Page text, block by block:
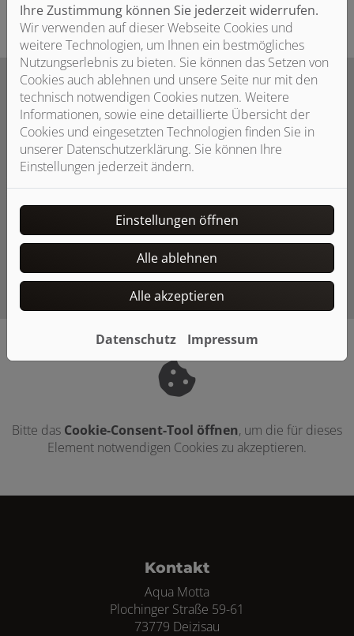
KWK-Anlagen, BHKW, Kaskadierung:Wir erklären
Ihnen wichtige Komponenten und Systeme, die Sie bei
der Erneuerung, Modernisierung und Instandhaltung
Heizungswartung gerade für gewerbliche
Gebäude mit sich bringt.
Bitte das Cookie-Consent-Tool öffnen, um die für dieses
Element notwendigen Cookies zu akzeptieren.
Kontakt
Aqua Motta
Plochinger Straße 59-61
73779 Deizisau
Ihre Zustimmung können Sie jederzeit widerrufen.
Wir verwenden auf dieser Webseite Cookies und
weitere Technologien, um Ihnen ein bestmögliches
Nutzungserlebnis zu bieten. Sie können das Setzen von
Cookies auch ablehnen und unsere Seite nur mit den
technisch notwendigen Cookies nutzen. Weitere
Informationen, sowie eine detaillierte Übersicht der
Cookies und eingesetzten Technologien finden Sie in
unserer Datenschutzerklärung. Sie können Ihre
Einstellungen jederzeit ändern.
Einstellungen öffnen
Alle ablehnen
Alle akzeptieren
Datenschutz Impressum